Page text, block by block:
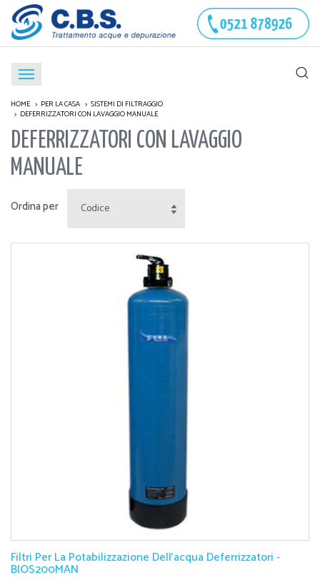
HOME PER LA CASA
SISTEMI DI FILTRAGGIO
DEFERRIZZATORI CON LAVAGGIO MANUALE
DEFERRIZZATORI CON LAVAGGIO
MANUALE
Ordina per
Filtri Per La Potabilizzazione Dell'acqua Deferrizzatori -
BIOS200MAN